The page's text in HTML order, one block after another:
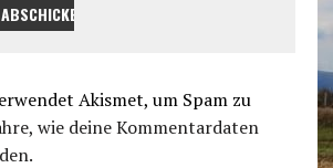
Akismet, um Spam zu
wie deine Kommentardaten